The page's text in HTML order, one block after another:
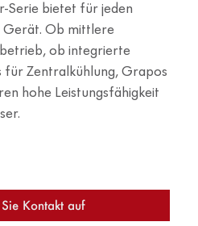
Serie bietet für jeden
Gerät. Ob mittlere
ob integrierte
für Zentralkühlung, Grapos
hohe Leistungsfähigkeit
Kontakt auf